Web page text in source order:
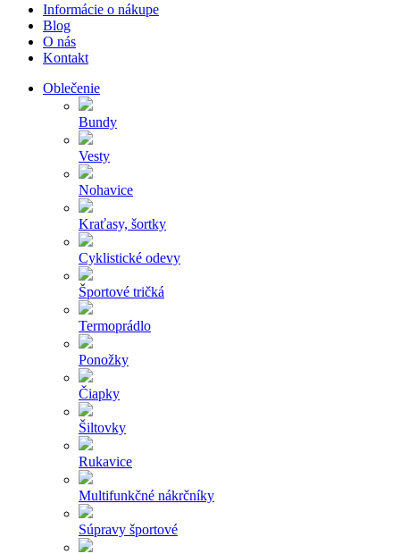
Informácie o nákupe
Blog
O nás
Kontakt
Oblečenie
Bundy
Vesty
Nohavice
Kraťasy, šortky
Cyklistické odevy
Športové tričká
Termoprádlo
Ponožky
Čiapky
Šiltovky
Rukavice
Multifunkčné nákrčníky
Súpravy športové